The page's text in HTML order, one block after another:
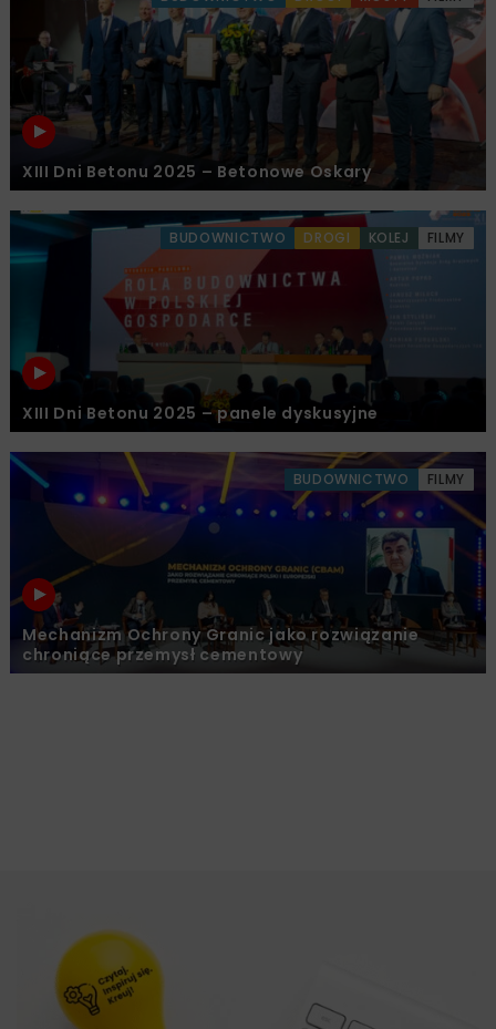
XIII Dni Betonu 2025 – Betonowe Oskary
BUDOWNICTWO DROGI KOLEJ FILMY
XIII Dni Betonu 2025 – panele dyskusyjne
BUDOWNICTWO FILMY
Mechanizm Ochrony Granic jako rozwiązanie
chroniące przemysł cementowy